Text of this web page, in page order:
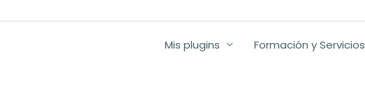
Mis plugins Formación y Servicios